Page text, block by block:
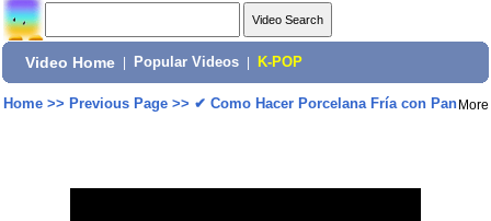
Video Home Popular Videos K-POP
Home>> Previous Page>> ✔ Como Hacer Porcelana Fría con Pan More